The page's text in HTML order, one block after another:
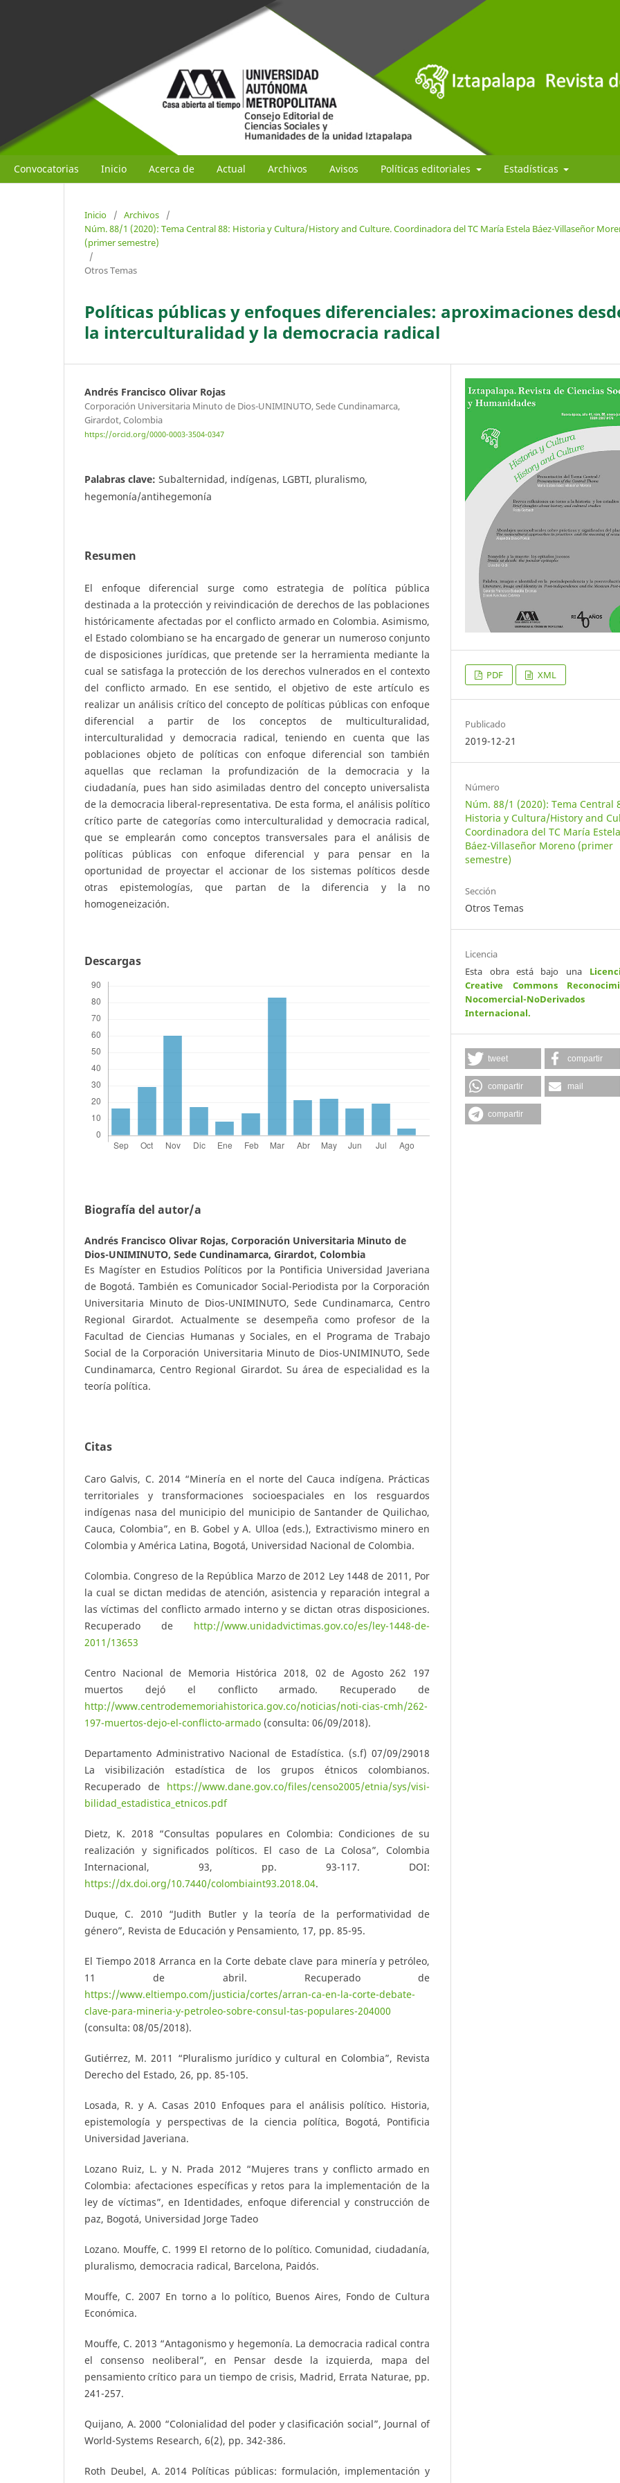
Convocatorias Inicio Acerca de Actual Archivos Avisos Políticas editoriales Estadísticas
Inicio / Archivos
/
Núm. 88/1 (2020): Tema Central 88: Historia y Cultura/History and Culture. Coordinadora del TC María Estela Báez-Villaseñor
(primer semestre)
/
Otros Temas
Políticas públicas y enfoques diferenciales: aproximaciones
la interculturalidad y la democracia radical
Andrés Francisco Olivar Rojas
Corporación Universitaria Minuto de Dios-UNIMINUTO, Sede Cundinamarca,
Girardot, Colombia
https://orcid.org/0000-0003-3504-0347
Palabras clave: Subalternidad, indígenas, LGBTI, pluralismo,
hegemonía/antihegemonía
Resumen
El enfoque diferencial surge como estrategia de política pública
destinada a la protección y reivindicación de derechos de las poblaciones
históricamente afectadas por el conflicto armado en Colombia. Asimismo,
el Estado colombiano se ha encargado de generar un numeroso conjunto
de disposiciones jurídicas, que pretende ser la herramienta mediante la
cual se satisfaga la protección de los derechos vulnerados en el contexto
del conflicto armado. En ese sentido, el objetivo de este artículo es
realizar un análisis crítico del concepto de políticas públicas con enfoque
diferencial a partir de los conceptos de multiculturalidad,
interculturalidad y democracia radical, teniendo en cuenta que las
poblaciones objeto de políticas con enfoque diferencial son también
aquellas que reclaman la profundización de la democracia y la
ciudadanía, pues han sido asimiladas dentro del concepto universalista
de la democracia liberal-representativa. De esta forma, el análisis político
crítico parte de categorías como interculturalidad y democracia radical,
que se emplearán como conceptos transversales para el análisis de
políticas públicas con enfoque diferencial y para pensar en la
oportunidad de proyectar el accionar de los sistemas políticos desde
otras epistemologías, que partan de la diferencia y la no
homogeneización.
Descargas
Biografía del autor/a
Andrés Francisco Olivar Rojas, Corporación Universitaria Minuto de
Dios-UNIMINUTO, Sede Cundinamarca, Girardot, Colombia
Es Magíster en Estudios Políticos por la Pontificia Universidad Javeriana
de Bogotá. También es Comunicador Social-Periodista por la Corporación
Universitaria Minuto de Dios-UNIMINUTO, Sede Cundinamarca, Centro
Regional Girardot. Actualmente se desempeña como profesor de la
Facultad de Ciencias Humanas y Sociales, en el Programa de Trabajo
Social de la Corporación Universitaria Minuto de Dios-UNIMINUTO, Sede
Cundinamarca, Centro Regional Girardot. Su área de especialidad es la
teoría política.
Citas
Caro Galvis, C. 2014 “Minería en el norte del Cauca indígena. Prácticas
territoriales y transformaciones socioespaciales en los resguardos
indígenas nasa del municipio del municipio de Santander de Quilichao,
Cauca, Colombia”, en B. Gobel y A. Ulloa (eds.), Extractivismo minero en
Colombia y América Latina, Bogotá, Universidad Nacional de Colombia.
Colombia. Congreso de la República Marzo de 2012 Ley 1448 de 2011, Por
la cual se dictan medidas de atención, asistencia y reparación integral a
las víctimas del conflicto armado interno y se dictan otras disposiciones.
Recuperado de http://www.unidadvictimas.gov.co/es/ley-1448-de-
2011/13653
Centro Nacional de Memoria Histórica 2018, 02 de Agosto 262 197
muertos dejó el conflicto armado. Recuperado de
http://www.centrodememoriahistorica.gov.co/noticias/noti-cias-cmh/262-
197-muertos-dejo-el-conflicto-armado (consulta: 06/09/2018).
Departamento Administrativo Nacional de Estadística. (s.f) 07/09/29018
La visibilización estadística de los grupos étnicos colombianos.
Recuperado de https://www.dane.gov.co/files/censo2005/etnia/sys/visi-
bilidad_estadistica_etnicos.pdf
Dietz, K. 2018 “Consultas populares en Colombia: Condiciones de su
realización y significados políticos. El caso de La Colosa”, Colombia
Internacional, 93, pp. 93-117. DOI:
https://dx.doi.org/10.7440/colombiaint93.2018.04.
Duque, C. 2010 “Judith Butler y la teoría de la performatividad de
género”, Revista de Educación y Pensamiento, 17, pp. 85-95.
El Tiempo 2018 Arranca en la Corte debate clave para minería y petróleo,
11 de abril. Recuperado de
https://www.eltiempo.com/justicia/cortes/arran-ca-en-la-corte-debate-
clave-para-mineria-y-petroleo-sobre-consul-tas-populares-204000
(consulta: 08/05/2018).
Gutiérrez, M. 2011 “Pluralismo jurídico y cultural en Colombia”, Revista
Derecho del Estado, 26, pp. 85-105.
Losada, R. y A. Casas 2010 Enfoques para el análisis político. Historia,
epistemología y perspectivas de la ciencia política, Bogotá, Pontificia
Universidad Javeriana.
Lozano Ruiz, L. y N. Prada 2012 “Mujeres trans y conflicto armado en
Colombia: afectaciones específicas y retos para la implementación de la
ley de víctimas”, en Identidades, enfoque diferencial y construcción de
paz, Bogotá, Universidad Jorge Tadeo
Lozano. Mouffe, C. 1999 El retorno de lo político. Comunidad, ciudadanía,
pluralismo, democracia radical, Barcelona, Paidós.
Mouffe, C. 2007 En torno a lo político, Buenos Aires, Fondo de Cultura
Económica.
Mouffe, C. 2013 “Antagonismo y hegemonía. La democracia radical contra
el consenso neoliberal”, en Pensar desde la izquierda, mapa del
pensamiento crítico para un tiempo de crisis, Madrid, Errata Naturae, pp.
241-257.
Quijano, A. 2000 “Colonialidad del poder y clasificación social”, Journal of
World-Systems Research, 6(2), pp. 342-386.
Roth Deubel, A. 2014 Políticas públicas: formulación, implementación y
PDF XML
Publicado
2019-12-21
Número
Núm. 88/1 (2020): Tema Central
Historia y Cultura/History and
Coordinadora del TC María Estela
Báez-Villaseñor Moreno (primer
semestre)
Sección
Otros Temas
Licencia
Esta obra está bajo una
Creative Commons
Nocomercial-
Internacional.
tweet compartir
compartir mail
compartir